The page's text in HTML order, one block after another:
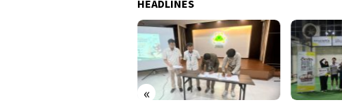
HEADLINES
«